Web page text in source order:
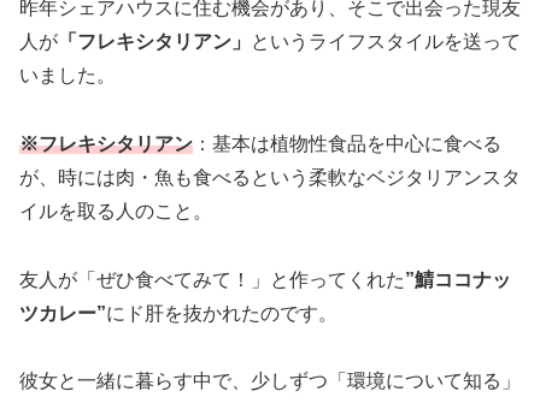
昨年シェアハウスに住む機会があり、そこで出会った現友
人が 「フレキシタリアン」
というライフスタイルを送って
いました。
※フレキシタリアン ：基本は植物性食品を中心に食べる
が、時には肉・魚も食べるという柔軟なベジタリアンスタ
イルを取る人のこと。
友人が「ぜひ食べてみて！」と作ってくれた”鯖ココナッ
ツカレー”にド肝を抜かれたのです。
彼女と一緒に暮らす中で、少しずつ「環境について知る」